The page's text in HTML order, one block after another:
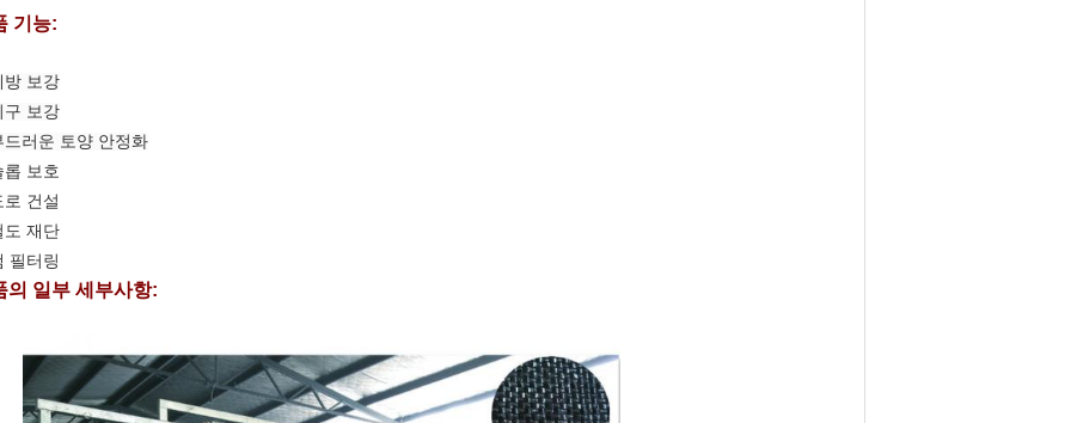
기능:
방 보강
구 보강
드러운 토양 안정화
롭 보호
로 건설
도 재단
필터링
의 일부 세부사항: